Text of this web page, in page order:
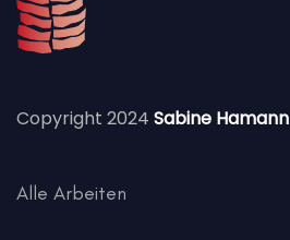
Copyright 2024 Sabine Hamann
Alle Arbeiten